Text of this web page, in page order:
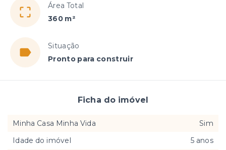
Área Total
360 m²
Situação
Pronto para construir
Ficha do imóvel
Minha Casa Minha Vida
Sim
Idade do imóvel
5 anos